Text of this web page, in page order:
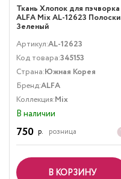
Ткань Хлопок для пэчворка
ALFA Mix AL-12623 Полоски
Зеленый
Артикул:AL-12623
Код товара:345153
Страна:Южная Корея
Бренд:ALFA
Коллекция:Mix
В наличии
750 р. розница
В КОРЗИНУ